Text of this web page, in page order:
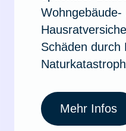
Wohngebäude-
Schäden durch
Mehr Infos